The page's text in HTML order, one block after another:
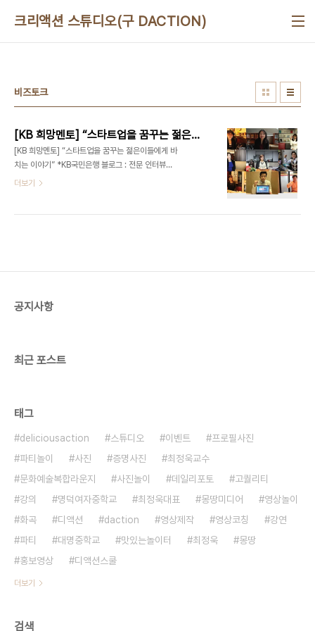
크리액션 스튜디오(구 DACTION)
비즈토크
[KB 희망멘토] “스타트업을 꿈꾸는 젊은이들에게 바치는 이야기”
[KB 희망멘토] “스타트업을 꿈꾸는 젊은이들에게 바
치는 이야기” *KB국민은행 블로그 : 전문 인터뷰어
- 디액션[DeliciousAction] 대표 최정욱 (문의)
(2014/02/07) 스타일와이프 최지혜 대표 - [KB
더보기
공지사항
최근 포스트
태그
deliciousaction 스튜디오 이벤트
프로필사진
파티놀이
사진 증명사진
최정욱교수
문화예술복합라운지
사진놀이 데일리포토
고퀄리티
강의
명덕여자중학교 최정욱대표 몽땅미디어
영상놀이
화곡
디액션 daction 영상제작 영상코칭
강연
파티
대명중학교 맛있는놀이터 최정욱
몽땅
홍보영상
디액션스쿨
더보기
검색